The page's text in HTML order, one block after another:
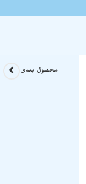
محصول بعدی